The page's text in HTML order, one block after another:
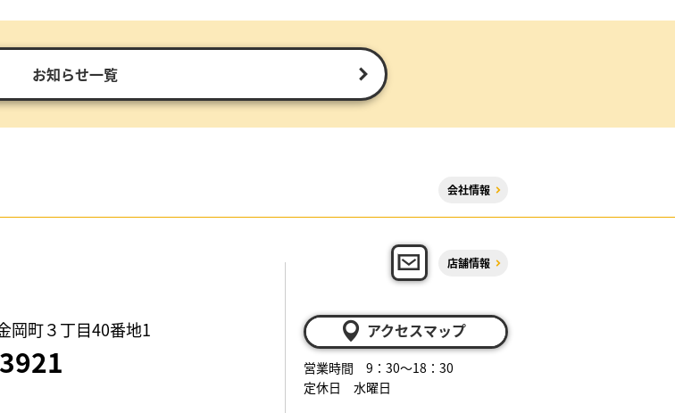
お知らせ一覧
会社情報
岡町３丁目40番地1
店舗情報
アクセスマップ
営業時間 9：30～18：30
定休日 水曜日